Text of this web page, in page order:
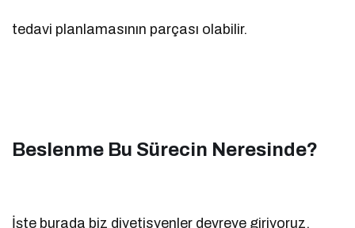
tedavi planlamasının parçası olabilir.
Beslenme Bu Sürecin Neresinde?
İşte burada biz diyetisyenler devreye giriyoruz.